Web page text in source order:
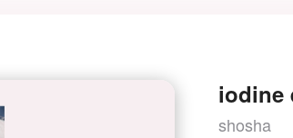
iodine
shosha